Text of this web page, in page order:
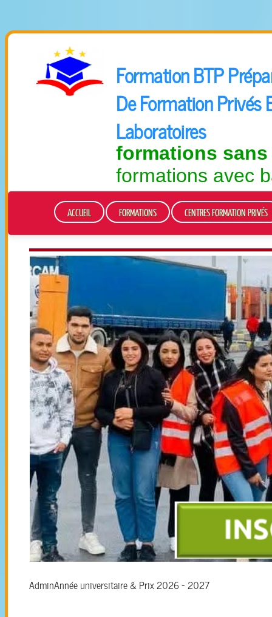
Formation BTP
De Formation Privés
Laboratoires
formations sans
formations avec
ACCUEIL FORMATIONS CENTRES FORMATION PRIVÉS
AdminAnnée universitaire & Prix 2026 - 2027